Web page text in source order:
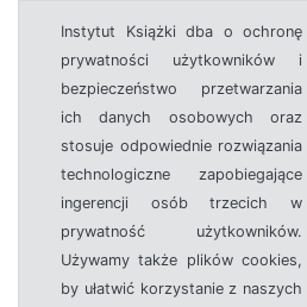
Instytut Książki dba o ochronę
prywatności użytkowników i
bezpieczeństwo przetwarzania
ich danych osobowych oraz
stosuje odpowiednie rozwiązania
technologiczne zapobiegające
ingerencji osób trzecich w
prywatność użytkowników.
Używamy także plików cookies,
by ułatwić korzystanie z naszych